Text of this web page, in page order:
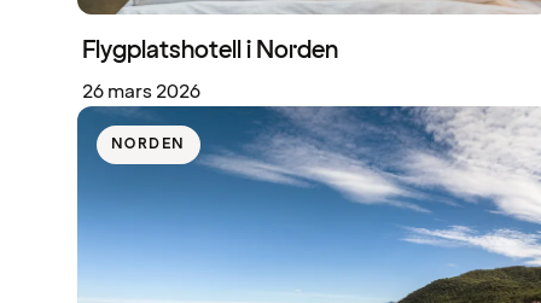
Flygplatshotell i Norden
26 mars 2026
NORDEN